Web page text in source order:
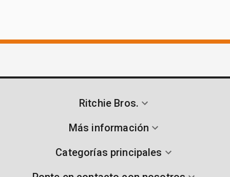
Ritchie Bros.
Más información
Categorías principales